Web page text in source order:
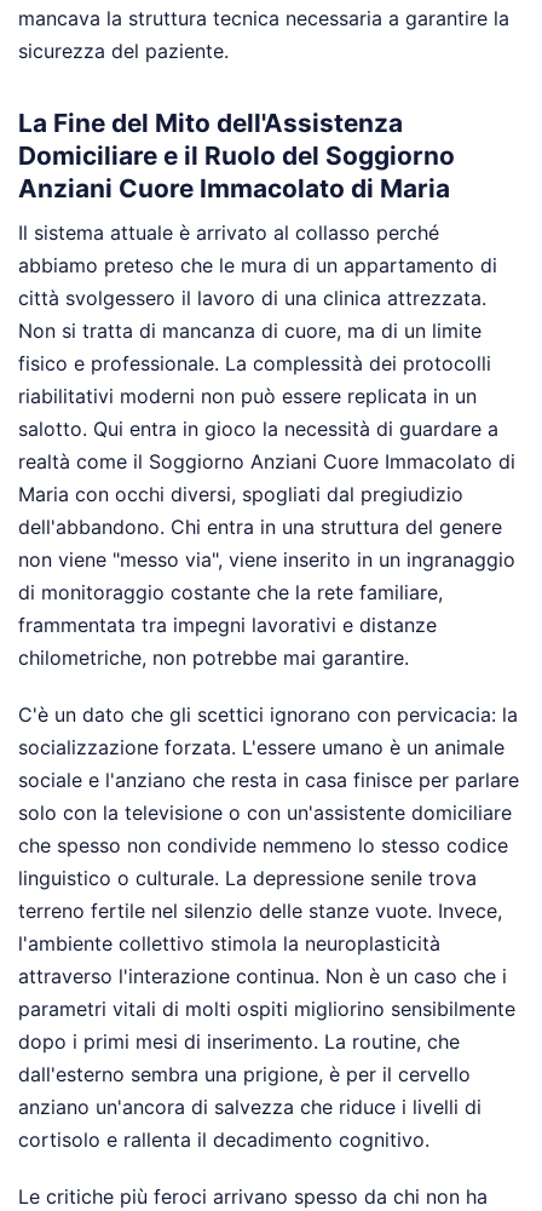
mancava la struttura tecnica necessaria a garantire la
sicurezza del paziente.
La Fine del Mito dell'Assistenza
Domiciliare e il Ruolo del Soggiorno
Anziani Cuore Immacolato di Maria
Il sistema attuale è arrivato al collasso perché
abbiamo preteso che le mura di un appartamento di
città svolgessero il lavoro di una clinica attrezzata.
Non si tratta di mancanza di cuore, ma di un limite
fisico e professionale. La complessità dei protocolli
riabilitativi moderni non può essere replicata in un
salotto. Qui entra in gioco la necessità di guardare a
realtà come il Soggiorno Anziani Cuore Immacolato di
Maria con occhi diversi, spogliati dal pregiudizio
dell'abbandono. Chi entra in una struttura del genere
non viene "messo via", viene inserito in un ingranaggio
di monitoraggio costante che la rete familiare,
frammentata tra impegni lavorativi e distanze
chilometriche, non potrebbe mai garantire.
C'è un dato che gli scettici ignorano con pervicacia: la
socializzazione forzata. L'essere umano è un animale
sociale e l'anziano che resta in casa finisce per parlare
solo con la televisione o con un'assistente domiciliare
che spesso non condivide nemmeno lo stesso codice
linguistico o culturale. La depressione senile trova
terreno fertile nel silenzio delle stanze vuote. Invece,
l'ambiente collettivo stimola la neuroplasticità
attraverso l'interazione continua. Non è un caso che i
parametri vitali di molti ospiti migliorino sensibilmente
dopo i primi mesi di inserimento. La routine, che
dall'esterno sembra una prigione, è per il cervello
anziano un'ancora di salvezza che riduce i livelli di
cortisolo e rallenta il decadimento cognitivo.
Le critiche più feroci arrivano spesso da chi non ha